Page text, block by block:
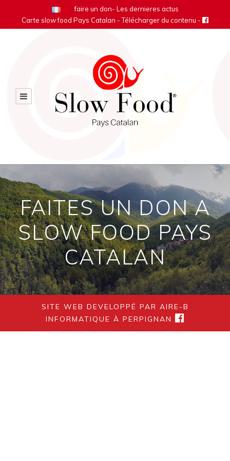
faire un don- Les dernieres actus
Carte slow food Pays Catalan - Télécharger du contenu -
FAITES UN DON A
SLOW FOOD PAYS
CATALAN
SITE WEB DEVELOPPÉ PAR AIRE-B
INFORMATIQUE À PERPIGNAN